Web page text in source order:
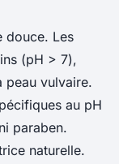
douce. Les
(pH > 7),
peau vulvaire.
au pH
paraben.
naturelle.